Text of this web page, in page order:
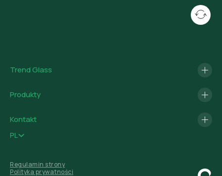
Trend Glass
Produkty
Kontakt
PL
Polityka prywatności
Regulamin strony